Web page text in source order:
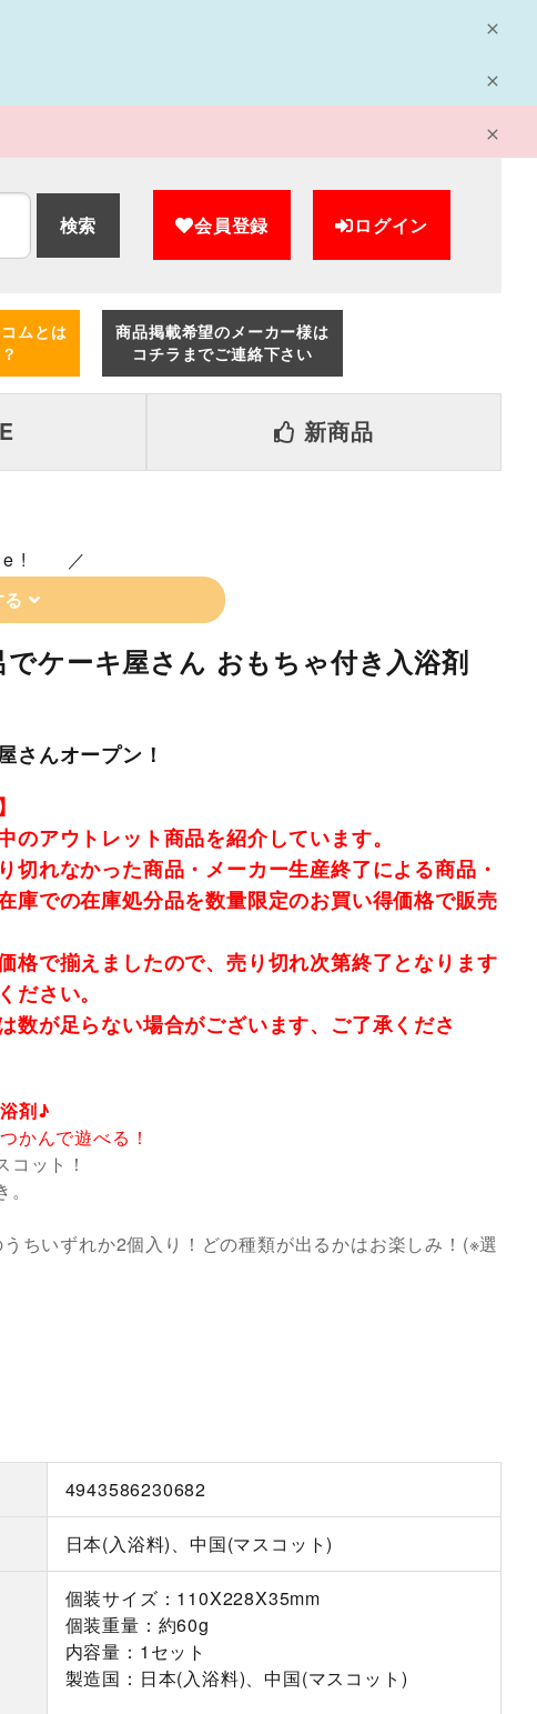
検索 会員登録 ログイン
ムとは
商品掲載希望のメーカー様は
コチラまでご連絡下さい
新商品
ケーキ屋さん おもちゃ付き入浴剤
さんオープン！
のアウトレット商品を紹介しています。
切れなかった商品・メーカー生産終了による商品・
庫での在庫処分品を数量限定のお買い得価格で販売
格で揃えましたので、売り切れ次第終了となります
ださい。
数が足らない場合がございます、ご了承くださ
剤♪
かんで遊べる！
コット！
ちいずれか2個入り！どの種類が出るかはお楽しみ！(※選
4943586230682
日本(入浴料)、中国(マスコット)
個装サイズ：110X228X35mm
個装重量：約60g
内容量：1セット
製造国：日本(入浴料)、中国(マスコット)